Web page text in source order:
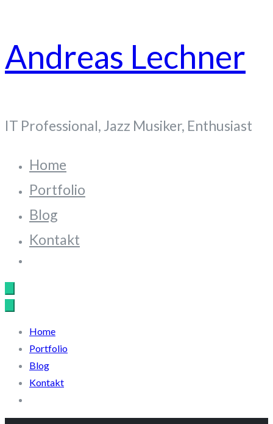
Inhalt
springen
Andreas Lechner
IT Professional, Jazz Musiker, Enthusiast
Home
Portfolio
Blog
Kontakt
Home
Portfolio
Blog
Kontakt